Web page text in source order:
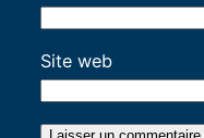
Site web